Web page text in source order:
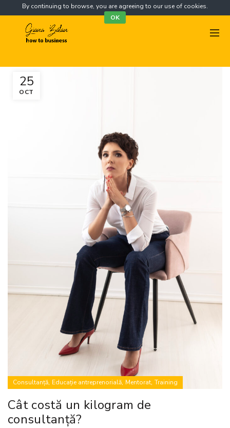
25
OCT
Consultanță, Educație antreprenorială, Mentorat, Training
Cât costă un kilogram de
consultanță?
By continuing to browse, you are agreeing to our use of cookies.
OK